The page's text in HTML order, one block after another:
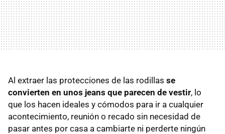
Al extraer las protecciones de las rodillas se
convierten en unos jeans que parecen de vestir, lo
que los hacen ideales y cómodos para ir a cualquier
acontecimiento, reunión o recado sin necesidad de
pasar antes por casa a cambiarte ni perderte ningún